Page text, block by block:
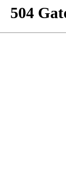
504